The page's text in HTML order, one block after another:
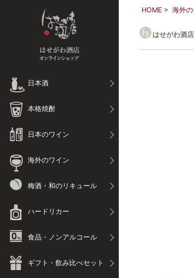
日本酒
本格焼酎
日本のワイン
海外のワイン
梅酒・和のリキュール
ハードリカー
食品・ノンアルコール
ギフト・飲み比べセット
HOME 海外
はせがわ酒